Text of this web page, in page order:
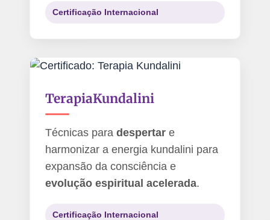
Certificação Internacional
TerapiaKundalini
Técnicas para despertar e
harmonizar a energia kundalini para
expansão da consciência e
evolução espiritual acelerada.
Certificação Internacional